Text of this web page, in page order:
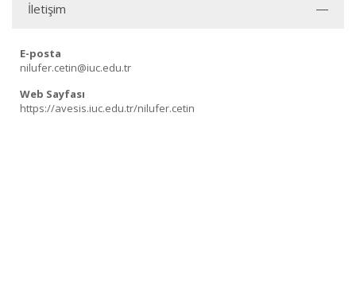
İletişim
E-posta
nilufer.cetin@iuc.edu.tr
Web Sayfası
https://avesis.iuc.edu.tr/nilufer.cetin